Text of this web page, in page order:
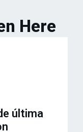
Here
última